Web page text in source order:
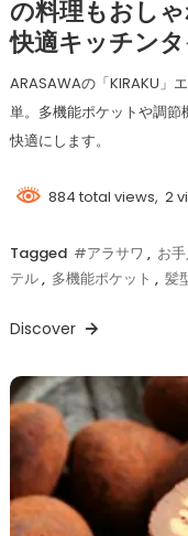
の料理もおし
快適キッチンタ
ARASAWAの「KIRAKU」
単。多機能ポケットや調節
快適にします。
884 total views, 2
Tagged #アラサワ , お
テル, 多機能ポケット , 髪
Discover